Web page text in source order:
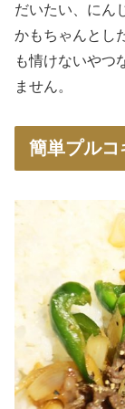
だいたい、にん
かもちゃんとし
も情けないやつ
ません。
簡単プルコ